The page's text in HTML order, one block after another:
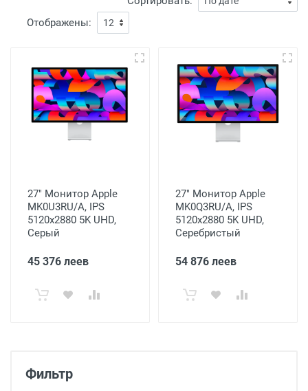
Фильтр
Отображены:
27" Монитор Apple
MK0U3RU/A, IPS
5120x2880 5K UHD,
Серый
45 376 леев
27" Монитор Apple
MK0Q3RU/A, IPS
5120x2880 5K UHD,
Серебристый
54 876 леев